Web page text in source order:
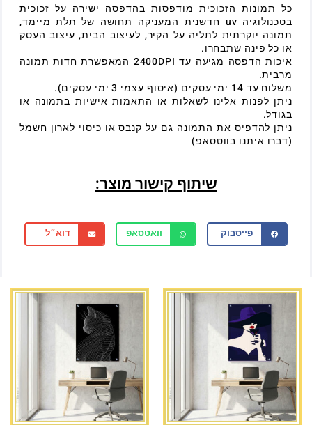
כל תמונות הזכוכית מודפסות בהדפסה ישירה על זכוכית
בטכנולוגיה uv חדשנית המעניקה תחושה של תלת מיימד,
תמונה יוקרתית לתליה על הקיר, לעיצוב הבית, עיצוב העסק
או כל פינה שתבחרו.
איכות הדפסה מגיעה עד 2400DPI המאפשרת חדות תמונה
מרבית.
משלוח עד 14 ימי עסקים (איסוף עצמי 3 ימי עסקים).
ניתן לפנות אלינו לשאלות או התאמות אישיות בתמונה או
בגודל.
ניתן להדפיס את התמונה גם על קנבס או כיסוי לארון חשמל
(דברו איתנו בווטסאפ)
שיתוף קישור מוצר:
פייסבוק וואטסאפ דוא״ל